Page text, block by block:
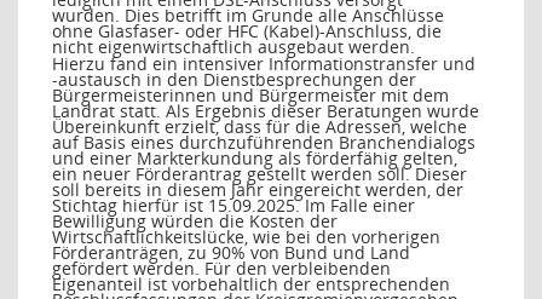
wurden. Dies betrifft im Grunde alle Anschlüsse
ohne Glasfaser- oder HFC (Kabel)-Anschluss, die
nicht eigenwirtschaftlich ausgebaut werden.
Hierzu fand ein intensiver Informationstransfer und
-austausch in den Dienstbesprechungen der
Bürgermeisterinnen und Bürgermeister mit dem
Landrat statt. Als Ergebnis dieser Beratungen wurde
Übereinkunft erzielt, dass für die Adressen, welche
auf Basis eines durchzuführenden Branchendialogs
und einer Markterkundung als förderfähig gelten,
ein neuer Förderantrag gestellt werden soll. Dieser
soll bereits in diesem Jahr eingereicht werden, der
Stichtag hierfür ist 15.09.2025. Im Falle einer
Bewilligung würden die Kosten der
Wirtschaftlichkeitslücke, wie bei den vorherigen
Förderanträgen, zu 90% von Bund und Land
gefördert werden. Für den verbleibenden
Eigenanteil ist vorbehaltlich der entsprechenden